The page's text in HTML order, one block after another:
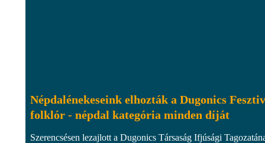
Népdalénekeseink elhozták a Dugonics
folklór - népdal kategória minden díját
Szerencsésen lezajlott a Dugonics Társaság Ifjúsági